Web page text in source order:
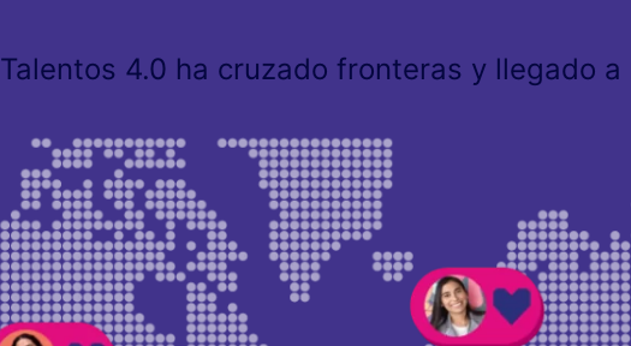
Talentos 4.0 ha cruzado fronteras y llegado